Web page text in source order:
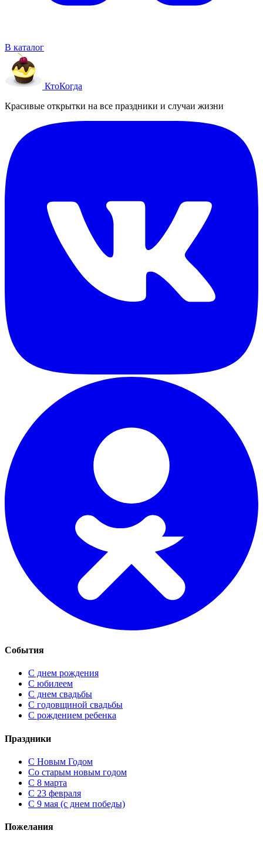
В каталог
КтоКогда
Красивые открытки на все праздники и случаи жизни
События
С днем рождения
С юбилеем
С днем свадьбы
С годовщиной свадьбы
С рождением ребенка
Праздники
C Новым Годом
Cо старым новым годом
С 8 марта
С 23 февраля
С 9 мая (с днем победы)
Пожелания